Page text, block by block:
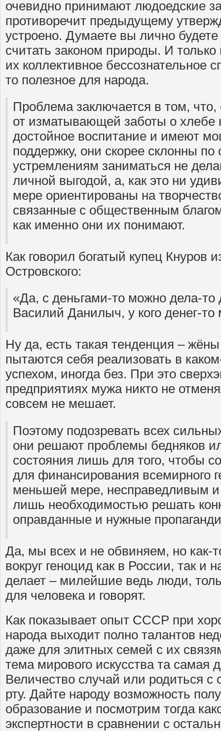
очевидно принимают людоедские
противоречит предыдущему
устроено. Думаете вы лично
считать законом природы. И
их коллективное бессознательное
то полезное для народа.
Проблема заключается в том,
от изматывающей заботы о хлебе
достойное воспитание и имеют
поддержку, они скорее склонны
устремлениям заниматься не
личной выгодой, а, как это ни
мере ориентированы на
связанные с общественным
как именно они их понимают.
Как говорил богатый купец Кнуров
Островского:
«Да, с деньгами-то можно дела-
Василий Данилыч, у кого денег-то
Ну да, есть такая тенденция –
пытаются себя реализовать в
успехом, иногда без. При это
предприятиях мужа никто не
совсем не мешает.
Поэтому подозревать всех
они решают проблемы бедняков
состояния лишь для того, чтобы
для финансирования всемирного
меньшей мере, несправедливым
лишь необходимостью решать
оправданные и нужные
Да, мы всех и не обвиняем, но как-
вокруг геноцид как в России, так и
делает – милейшие ведь люди,
для человека и говорят.
Как показывает опыт СССР при
народа выходит полно талантов
даже для элитных семей с их
тема мирового искусства та самая
Величество случай или родиться с
рту. Дайте народу возможность
образование и посмотрим тогда
экспертности в сравнении с